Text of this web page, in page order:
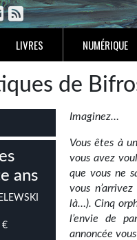
LIVRES NUMÉRIQUE
de
ans
€
Imaginez…
Vous êtes à
vous avez
que vous ne
vous
là…). Cinq
l’envie de
annoncée